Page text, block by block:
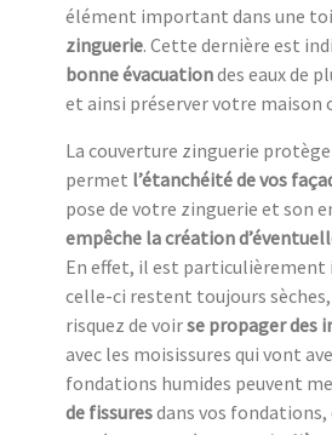
élément important dans une
zinguerie. Cette dernière est
bonne évacuationdes eaux de
et ainsi préserver votre maison
La couverture zinguerie
permet l’étanchéité de vos
pose de votre zinguerie et son
empêche la création
En effet, il est
celle-ci restent toujours sèches,
risquez de voirse propager des
avec les moisissures qui vont
fondations humides peuvent
de fissuresdans vos